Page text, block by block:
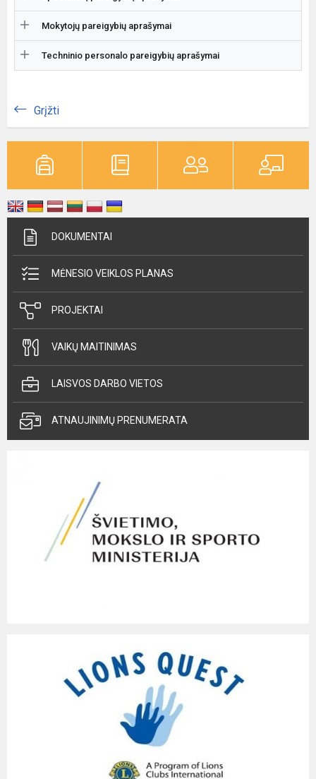
Mokytojų pareigybių aprašymai
Techninio personalo pareigybių aprašymai
Grįžti
DOKUMENTAI
MĖNESIO VEIKLOS PLANAS
PROJEKTAI
VAIKŲ MAITINIMAS
LAISVOS DARBO VIETOS
ATNAUJINIMŲ PRENUMERATA